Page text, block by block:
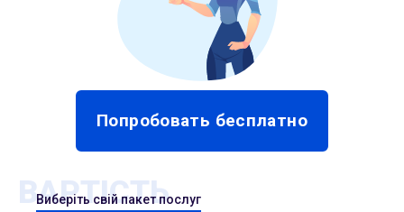
Попробовать бесплатно
ВАРТІСТЬ
Виберіть свій пакет послуг